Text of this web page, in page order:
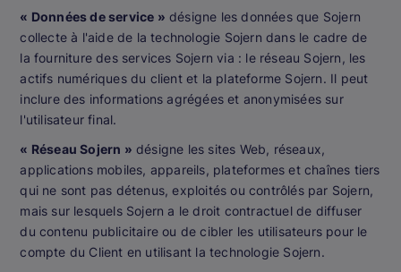
« Données de service » désigne les données que Sojern
collecte à l'aide de la technologie Sojern dans le cadre de
la fourniture des services Sojern via : le réseau Sojern, les
actifs numériques du client et la plateforme Sojern. Il peut
inclure des informations agrégées et anonymisées sur
l'utilisateur final.
« Réseau Sojern » désigne les sites Web, réseaux,
applications mobiles, appareils, plateformes et chaînes tiers
qui ne sont pas détenus, exploités ou contrôlés par Sojern,
mais sur lesquels Sojern a le droit contractuel de diffuser
du contenu publicitaire ou de cibler les utilisateurs pour le
compte du Client en utilisant la technologie Sojern.